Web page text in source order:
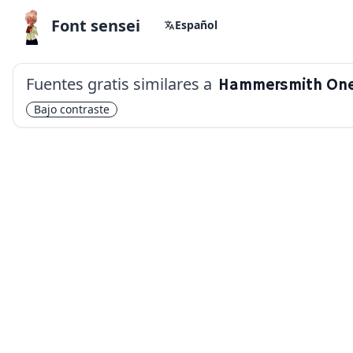
Font sensei Español
Fuentes gratis similares a Hammersmith
Bajo contraste